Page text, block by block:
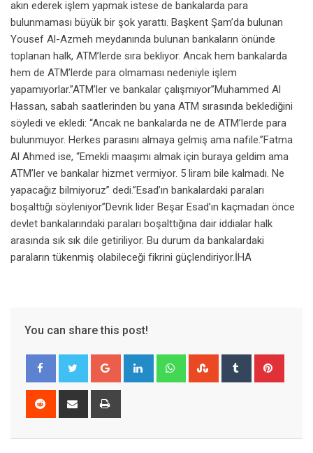
akın ederek işlem yapmak istese de bankalarda para
bulunmaması büyük bir şok yarattı. Başkent Şam’da bulunan
Yousef Al-Azmeh meydanında bulunan bankaların önünde
toplanan halk, ATM’lerde sıra bekliyor. Ancak hem bankalarda
hem de ATM’lerde para olmaması nedeniyle işlem
yapamıyorlar.”ATM’ler ve bankalar çalışmıyor”Muhammed Al
Hassan, sabah saatlerinden bu yana ATM sırasında beklediğini
söyledi ve ekledi: “Ancak ne bankalarda ne de ATM’lerde para
bulunmuyor. Herkes parasını almaya gelmiş ama nafile.”Fatma
Al Ahmed ise, “Emekli maaşımı almak için buraya geldim ama
ATM’ler ve bankalar hizmet vermiyor. 5 liram bile kalmadı. Ne
yapacağız bilmiyoruz” dedi.”Esad’ın bankalardaki paraları
boşalttığı söyleniyor”Devrik lider Beşar Esad’ın kaçmadan önce
devlet bankalarındaki paraları boşalttığına dair iddialar halk
arasında sık sık dile getiriliyor. Bu durum da bankalardaki
paraların tükenmiş olabileceği fikrini güçlendiriyor.İHA
You can share this post!
Google+ LinkedIn WhatsappStumbleUpon
Tumblr
Reddit
Share